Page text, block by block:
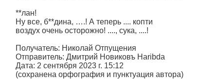
**лан!
Ну все, б**дина, ….! А теперь .... копти
воздух очень осторожно! ...., сука, ....!
Получатель: Николай Отпущения
Отправитель: Дмитрий Новиковъ Haribda
Дата: 2 сентября 2023 г. 15:12
(сохранена орфография и пунктуация автора)